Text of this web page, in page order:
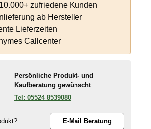
zufriedene Kunden
ab Hersteller
Lieferzeiten
Callcenter
Persönliche Produkt- und
Kaufberatung gewünscht
05524 8539080
E-Mail Beratung